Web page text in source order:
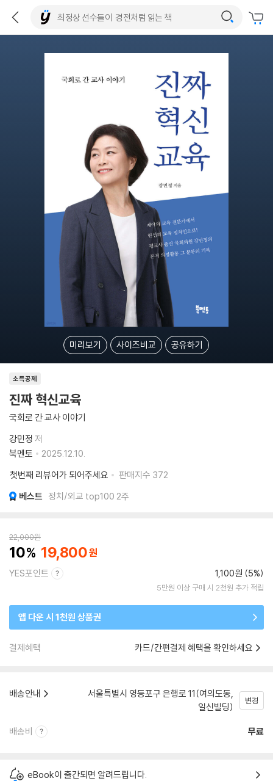
미리보기 사이즈비교 공유하기
소득공제
진짜 혁신교육
국회로 간 교사 이야기
강민정 저
북멘토
2025.12.10.
첫번째 리뷰어가 되어주세요
판매지수 372
베스트 정치/외교 top100 2주
22,000원
10 19,800
YES포인트 1,100원 (5%)
5만원 이상 구매 시 2천원 추가 적립
앱 다운 시 1천원 상품권
결제혜택 카드/간편결제 혜택을 확인하세요
배송안내
서울특별시 영등포구 은행로 11(여의도동,
일신빌딩)
변경
배송비 무료
eBook이 출간되면 알려드립니다.